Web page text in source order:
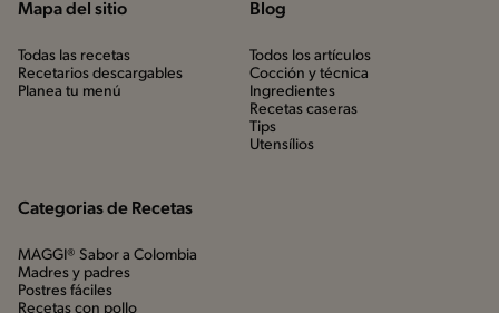
Mapa del sitio
Todas las recetas
Recetarios descargables
Planea tu menú
Blog
Todos los artículos
Cocción y técnica
Ingredientes
Recetas caseras
Tips
Utensílios
Categorias de Recetas
MAGGI® Sabor a Colombia
Madres y padres
Postres fáciles
Recetas con pollo